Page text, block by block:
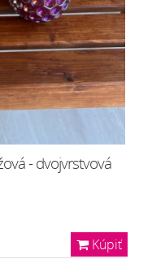
- dvojvrstvová
Kúpiť